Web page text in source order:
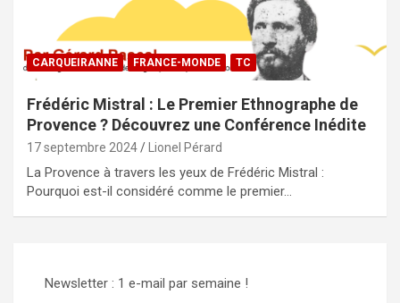
CARQUEIRANNE FRANCE-MONDE TC
Frédéric Mistral : Le Premier Ethnographe de
Provence ? Découvrez une Conférence Inédite
17 septembre 2024 Lionel Pérard
La Provence à travers les yeux de Frédéric Mistral :
Pourquoi est-il considéré comme le premier…
Newsletter : 1 e-mail par semaine !